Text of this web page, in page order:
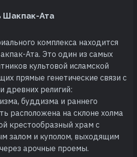
Шакпак-Ата
комплекса находится
Ата. Это один из самых
культовой исламской
прямые генетические связи с
религий:
буддизма и раннего
расположена на склоне холма
крестообразный храм с
залом и куполом, выходящим
арочные проемы.